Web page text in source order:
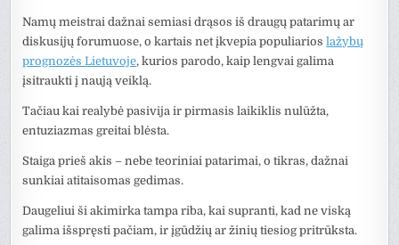
Namų meistrai dažnai semiasi drąsos iš draugų patarimų ar
diskusijų forumuose, o kartais net įkvepia populiarioslažybų
prognozės Lietuvoje, kurios parodo, kaip lengvai galima
įsitraukti į naują veiklą.
Tačiau kai realybė pasivija ir pirmasis laikiklis nulūžta,
entuziazmas greitai blėsta.
Staiga prieš akis – nebe teoriniai patarimai, o tikras, dažnai
sunkiai atitaisomas gedimas.
Daugeliui ši akimirka tampa riba, kai supranti, kad ne viską
galima išspręsti pačiam, ir įgūdžių ar žinių tiesiog pritrūksta.